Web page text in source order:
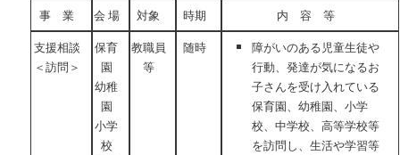
事 業 会 場 対象 時期 内 容 等
支援相談
＜訪問＞
保育
園
幼稚
園
小学
校
教職員
等
随時
障がいのある児童生徒や
行動、発達が気になるお
子さんを受け入れている
保育園、幼稚園、小学
校、中学校、高等学校等
を訪問し、生活や学習等